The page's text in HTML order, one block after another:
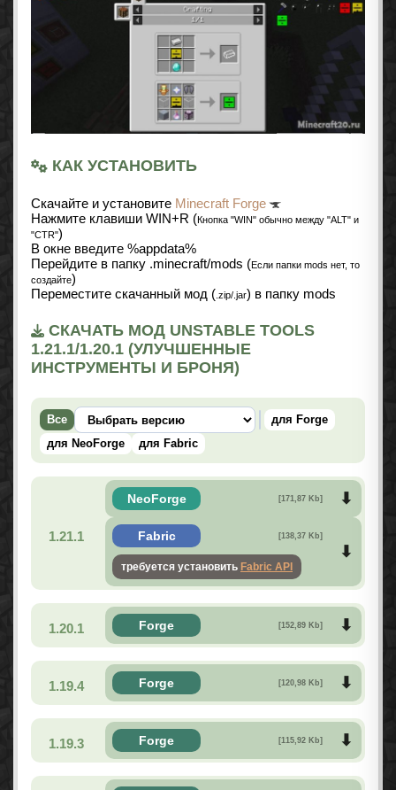
КАК УСТАНОВИТЬ
Cкачайте и установите Minecraft Forge
Нажмите клавиши WIN+R (Кнопка "WIN" обычно между "ALT" и
"CTR")
В окне введите %appdata%
Перейдите в папку .minecraft/mods (Если папки mods нет, то
создайте)
Переместите скачанный мод ( .zip/.jar) в папку mods
СКАЧАТЬ МОД UNSTABLE TOOLS
1.21.1/1.20.1 (УЛУЧШЕННЫЕ
ИНСТРУМЕНТЫ И БРОНЯ)
Все
для Forge
для NeoForge
для Fabric
1.21.1
NeoForge [171,87 Kb]
Fabric [138,37 Kb]
требуется установить Fabric API
1.20.1 Forge [152,89 Kb]
1.19.4 Forge [120,98 Kb]
1.19.3 Forge [115,92 Kb]